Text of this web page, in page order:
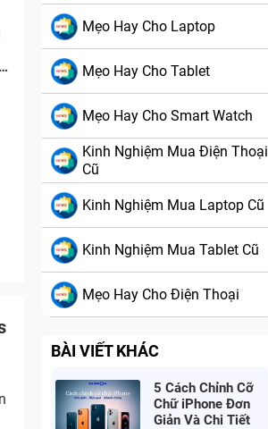
Mẹo Hay Cho Laptop
Mẹo Hay Cho Tablet
Mẹo Hay Cho Smart Watch
Kinh Nghiệm Mua Điện Thoại
Cũ
Kinh Nghiệm Mua Laptop Cũ
Kinh Nghiệm Mua Tablet Cũ
Mẹo Hay Cho Điện Thoại
BÀI VIẾT KHÁC
5 Cách Chỉnh Cỡ
Chữ iPhone Đơn
Giản Và Chi Tiết